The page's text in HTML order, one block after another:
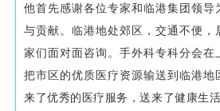
他首先感谢各位专家和临港集团领导
与贡献。 临港地处郊区，交通不便，
家们面对面咨询。 手外科专科分会在
把市区的优质医疗资源输送到临港地
来了优秀的医疗服务，送来了健康生活